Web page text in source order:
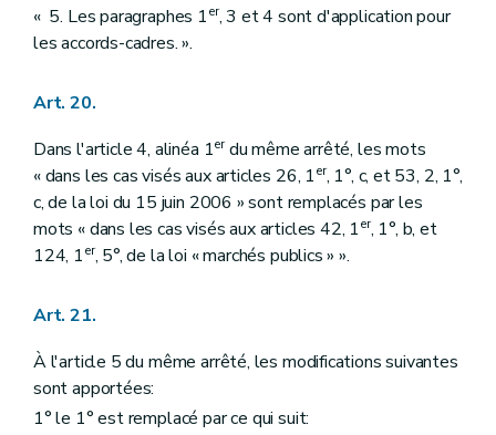
« 5. Les paragraphes 1er, 3 et 4 sont d'application pour
les accords-cadres. ».
Art. 20.
Dans l'article 4, alinéa 1erdu même arrêté, les mots
« dans les cas visés aux articles 26, 1er, 1°, c, et 53, 2, 1°,
c, de la loi du 15 juin 2006 » sont remplacés par les
mots « dans les cas visés aux articles 42, 1er, 1°, b, et
124, 1er, 5°, de la loi « marchés publics » ».
Art. 21.
À l'article 5 du même arrêté, les modifications suivantes
sont apportées:
1° le 1° est remplacé par ce qui suit: